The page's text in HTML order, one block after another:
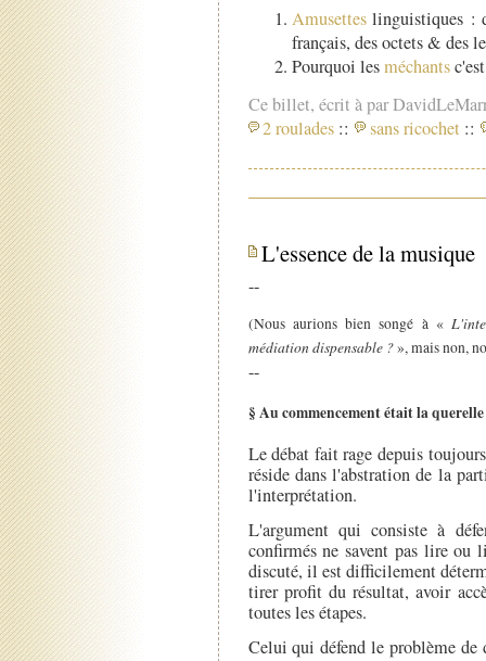
Amusetteslinguistiques :
français, des octets & des
Pourquoi lesméchants
Ce billet, écrit à par
2 roulades :: sans ricochet ::
L'essence de la musique
--
(Nous aurions bien songé à «
médiation dispensable ?», mais non,
--
§ Au commencement était la querelle
Le débat fait rage depuis
réside dans l'abstration de la
l'interprétation.
L'argument qui consiste à
confirmés ne savent pas lire ou
discuté, il est difficilement
tirer profit du résultat, avoir
toutes les étapes.
Celui qui défend le problème de